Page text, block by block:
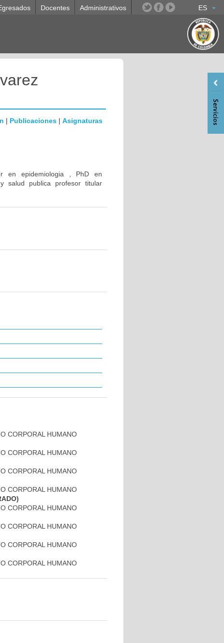
ES
Docentes Administrativos
| Publicaciones | Asignaturas
en epidemiologia , PhD en
salud publica profesor titular
CORPORAL HUMANO
CORPORAL HUMANO
CORPORAL HUMANO
CORPORAL HUMANO
CORPORAL HUMANO
CORPORAL HUMANO
CORPORAL HUMANO
CORPORAL HUMANO